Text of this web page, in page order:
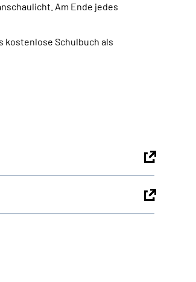
Am Ende jedes
kostenlose Schulbuch als